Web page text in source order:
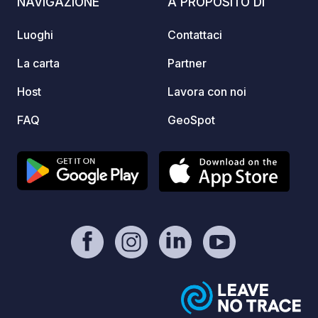
link ufficiale nella sezione “Contatto /
Luoghi
La carta
Host
FAQ
Contattaci
Partner
Lavora con noi
GeoSpot